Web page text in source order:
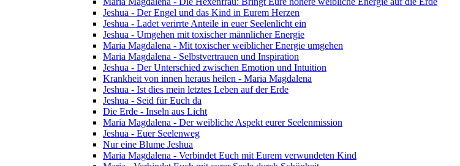
Jeshua - Der Engel und das Kind in Eurem Herzen
Jeshua - Ladet verirrte Anteile in euer Seelenlicht ein
Jeshua - Umgehen mit toxischer männlicher Energie
Maria Magdalena - Mit toxischer weiblicher Energie umgehen
Maria Magdalena - Selbstvertrauen und Inspiration
Jeshua - Der Unterschied zwischen Emotion und Intuition
Krankheit von innen heraus heilen - Maria Magdalena
Jeshua - Ist dies mein letztes Leben auf der Erde
Jeshua - Seid für Euch da
Die Erde - Inseln aus Licht
Maria Magdalena - Der weibliche Aspekt eurer Seelenmission
Jeshua - Euer Seelenweg
Nur eine Blume Jeshua
Maria Magdalena - Verbindet Euch mit Eurem verwundeten Kind